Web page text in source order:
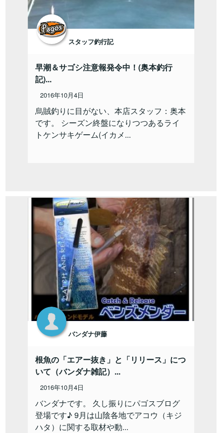
スタッフ釣行記
早潮＆サゴシ注意報発令中！(奥本釣行
記)...
2016年10月4日
烏賊釣りに目がない、本店スタッフ：奥本
です。 シーズン終盤になりつつあるライ
トケンサキゲーム(イカメ...
バンダナ伊藤
根魚の「エアー抜き」と「リリース」につ
いて（バンダナ雑記）...
2016年10月4日
バンダナです。 久し振りにパゴスブログ
登場です♪ 9月は山陰各地でアコウ（キジ
ハタ）に関する取材や動...